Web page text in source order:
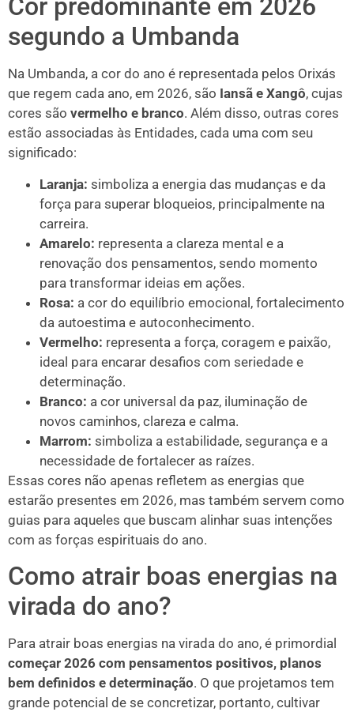
Cor predominante em 2026
segundo a Umbanda
Na Umbanda, a cor do ano é representada pelos Orixás
que regem cada ano, em 2026, são Iansã e Xangô, cujas
cores são vermelho e branco. Além disso, outras cores
estão associadas às Entidades, cada uma com seu
significado:
Laranja: simboliza a energia das mudanças e da
força para superar bloqueios, principalmente na
carreira.
Amarelo: representa a clareza mental e a
renovação dos pensamentos, sendo momento
para transformar ideias em ações.
Rosa: a cor do equilíbrio emocional, fortalecimento
da autoestima e autoconhecimento.
Vermelho: representa a força, coragem e paixão,
ideal para encarar desafios com seriedade e
determinação.
Branco: a cor universal da paz, iluminação de
novos caminhos, clareza e calma.
Marrom: simboliza a estabilidade, segurança e a
necessidade de fortalecer as raízes.
Essas cores não apenas refletem as energias que
estarão presentes em 2026, mas também servem como
guias para aqueles que buscam alinhar suas intenções
com as forças espirituais do ano.
Como atrair boas energias na
virada do ano?
Para atrair boas energias na virada do ano, é primordial
começar 2026 com pensamentos positivos, planos
bem definidos e determinação. O que projetamos tem
grande potencial de se concretizar, portanto, cultivar